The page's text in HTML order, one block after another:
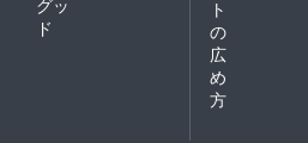
グッ
ド
ト
の
広
め
方